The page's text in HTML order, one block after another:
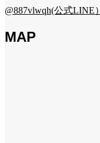
@887vlwqh(公式LINE）
MAP